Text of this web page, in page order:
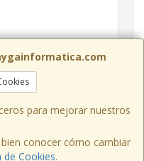
para mejorar nuestros
conocer cómo cambiar
de Cookies.